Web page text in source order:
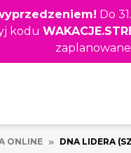
Do
kodu
ONLINE DNA LIDERA